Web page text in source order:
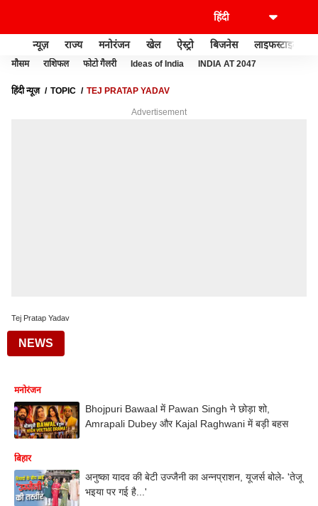
न्यूज़ राज्य मनोरंजन खेल ऐस्ट्रो बिजनेस लाइफस्टाइल
मौसम राशिफल फोटो गैलरी Ideas of India INDIA AT 2047
हिंदी न्यूज़ TOPIC TEJ PRATAP YADAV
Advertisement
Tej Pratap Yadav
NEWS
मनोरंजन
Bhojpuri Bawaal में Pawan Singh ने छोड़ा शो,
Amrapali Dubey और Kajal Raghwani में बड़ी बहस
बिहार
अनुष्का यादव की बेटी उज्जैनी का अन्नप्राशन, यूजर्स बोले- 'तेजू
भइया पर गई है...'